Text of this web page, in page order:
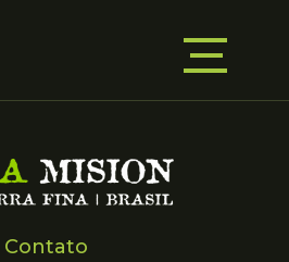
Contato